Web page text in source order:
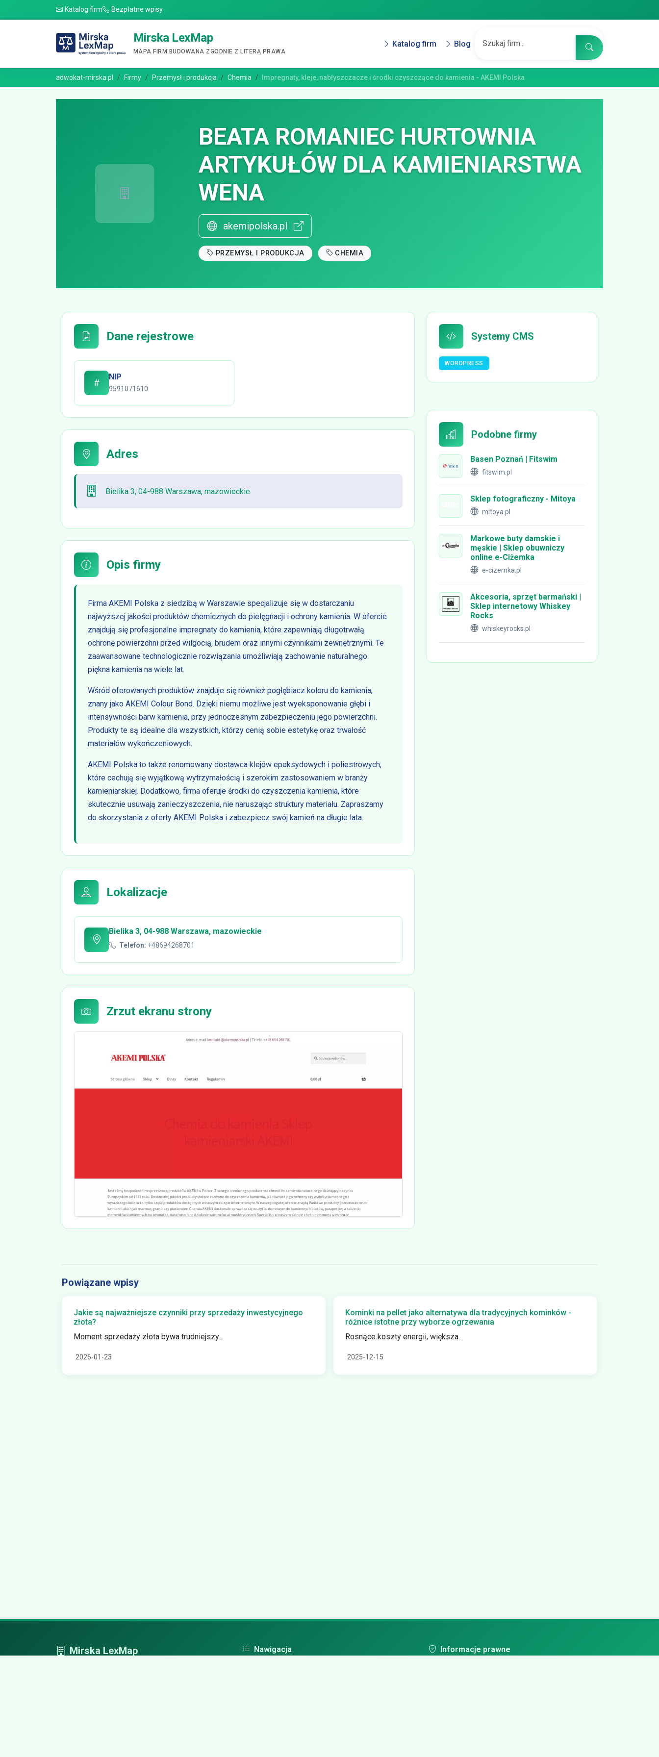
Katalog firm Bezpłatne wpisy
Mirska LexMap
MAPA FIRM BUDOWANA ZGODNIE Z LITERĄ PRAWA
Katalog firm Blog
adwokat-mirska.pl Firmy Przemysł i produkcja Chemia Impregnaty, kleje, nabłyszczacze i środki czyszczące do kamienia - AKEMI Polska
BEATA ROMANIEC HURTOWNIA
ARTYKUŁÓW DLA KAMIENIARSTWA
WENA
akemipolska.pl
PRZEMYSŁ I PRODUKCJA CHEMIA
Dane rejestrowe
NIP
9591071610
Adres
Bielika 3, 04-988 Warszawa, mazowieckie
Opis firmy
Firma AKEMI Polska z siedzibą w Warszawie specjalizuje się w dostarczaniu
najwyższej jakości produktów chemicznych do pielęgnacji i ochrony kamienia. W ofercie
znajdują się profesjonalne impregnaty do kamienia, które zapewniają długotrwałą
ochronę powierzchni przed wilgocią, brudem oraz innymi czynnikami zewnętrznymi. Te
zaawansowane technologicznie rozwiązania umożliwiają zachowanie naturalnego
piękna kamienia na wiele lat.
Wśród oferowanych produktów znajduje się również pogłębiacz koloru do kamienia,
znany jako AKEMI Colour Bond. Dzięki niemu możliwe jest wyeksponowanie głębi i
intensywności barw kamienia, przy jednoczesnym zabezpieczeniu jego powierzchni.
Produkty te są idealne dla wszystkich, którzy cenią sobie estetykę oraz trwałość
materiałów wykończeniowych.
AKEMI Polska to także renomowany dostawca klejów epoksydowych i poliestrowych,
które cechują się wyjątkową wytrzymałością i szerokim zastosowaniem w branży
kamieniarskiej. Dodatkowo, firma oferuje środki do czyszczenia kamienia, które
skutecznie usuwają zanieczyszczenia, nie naruszając struktury materiału. Zapraszamy
do skorzystania z oferty AKEMI Polska i zabezpiecz swój kamień na długie lata.
Lokalizacje
Bielika 3, 04-988 Warszawa, mazowieckie
Telefon: +48694268701
Zrzut ekranu strony
Systemy CMS
WORDPRESS
Podobne firmy
Basen Poznań | Fitswim
fitswim.pl
Sklep fotograficzny - Mitoya
mitoya.pl
Markowe buty damskie i
męskie | Sklep obuwniczy
online e-Ciżemka
e-cizemka.pl
Akcesoria, sprzęt barmański |
Sklep internetowy Whiskey
Rocks
whiskeyrocks.pl
Powiązane wpisy
Jakie są najważniejsze czynniki przy sprzedaży inwestycyjnego
złota?
Moment sprzedaży złota bywa trudniejszy...
2026-01-23
Kominki na pellet jako alternatywa dla tradycyjnych kominków -
różnice istotne przy wyborze ogrzewania
Rosnące koszty energii, większa...
2025-12-15
Mirska LexMap Nawigacja Informacje prawne